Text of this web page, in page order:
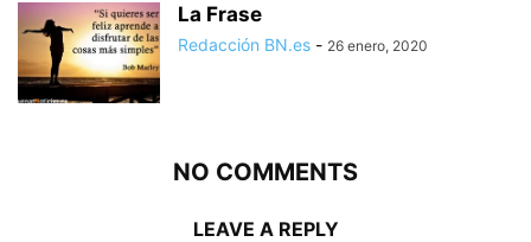
La Frase
Redacción BN.es - 26 enero, 2020
NO COMMENTS
LEAVE A REPLY